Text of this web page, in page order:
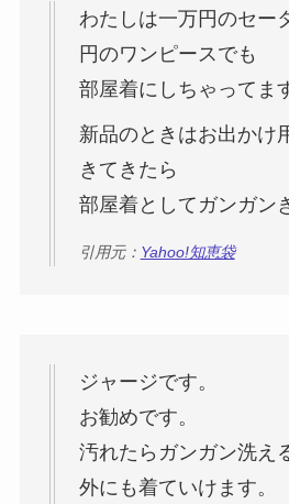
わたしは一万円のセー
円のワンピースでも
部屋着にしちゃってま
新品のときはお出かけ
きてきたら
部屋着としてガンガン
引用元： Yahoo!知恵袋
ジャージです。
お勧めです。
汚れたらガンガン洗え
外にも着ていけます。